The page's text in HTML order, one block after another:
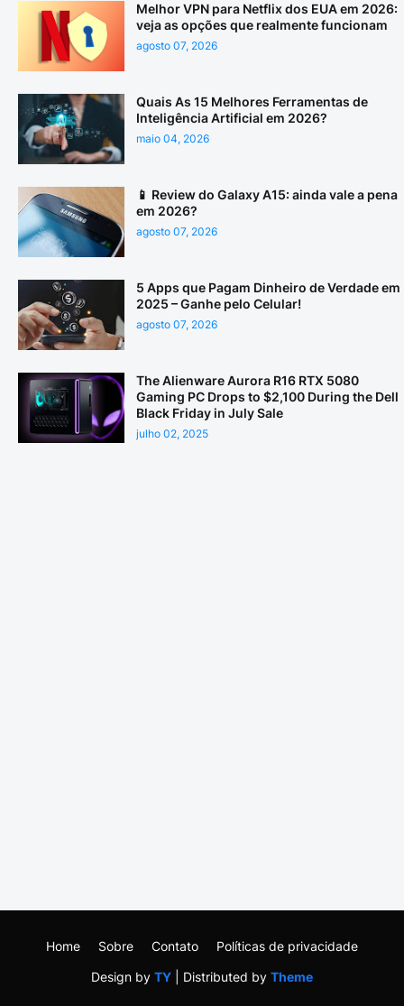
Melhor VPN para Netflix dos EUA em 2026:
veja as opções que realmente funcionam
agosto 07, 2026
Quais As 15 Melhores Ferramentas de
Inteligência Artificial em 2026?
maio 04, 2026
📱 Review do Galaxy A15: ainda vale a pena
em 2026?
agosto 07, 2026
5 Apps que Pagam Dinheiro de Verdade em
2025 – Ganhe pelo Celular!
agosto 07, 2026
The Alienware Aurora R16 RTX 5080
Gaming PC Drops to $2,100 During the Dell
Black Friday in July Sale
julho 02, 2025
Design by TY | Distributed by Theme
Home Sobre Contato Políticas de privacidade